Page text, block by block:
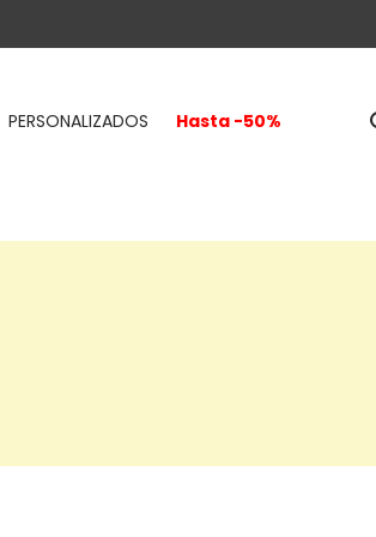
PERSONALIZADOS Hasta -50%